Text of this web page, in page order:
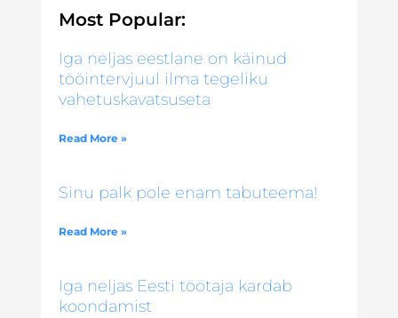
Most Popular:
Iga neljas eestlane on käinud
tööintervjuul ilma tegeliku
vahetuskavatsuseta
Read More »
Sinu palk pole enam tabuteema!
Read More »
Iga neljas Eesti töötaja kardab
koondamist